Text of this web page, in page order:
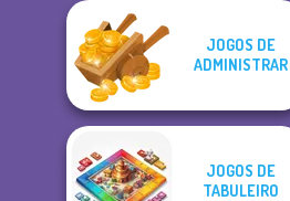
JOGOS DE
ADMINISTRAR
JOGOS DE
TABULEIRO